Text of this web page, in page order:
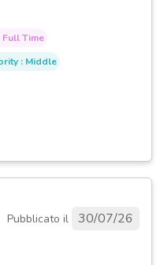
Time
: Middle
Pubblicato il 30/07/26